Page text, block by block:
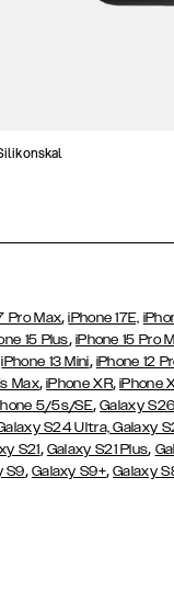
Pro Max,iPhone 17E,
15 Plus, iPhone 15 Pro
iPhone 13 Mini, iPhone 12
Max,iPhone XR,iPhone
5/5s/SE,Galaxy
S24 Ultra, Galaxy
S21, Galaxy S21 Plus,
S9, Galaxy S9+,Galaxy